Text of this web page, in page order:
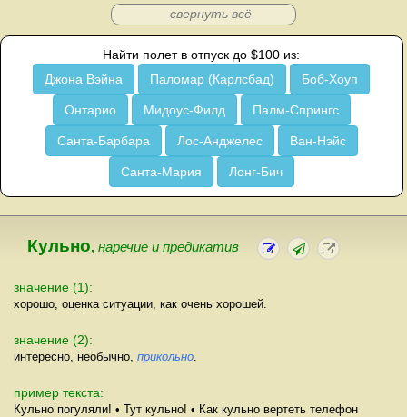
свернуть всё
Найти полет в отпуск до $100 из:
Джона Вэйна
Паломар (Карлсбад) Боб-Хоуп
Онтарио Мидоус-Филд Палм-Спрингс
Санта-Барбара Лос-Анджелес Ван-Нэйс
Санта-Мария Лонг-Бич
Кульно, наречие и предикатив
значение (1):
хорошо, оценка ситуации, как очень хорошей.
значение (2):
интересно, необычно, прикольно
пример текста:
Кульно погуляли! • Тут кульно! • Как кульно вертеть телефон